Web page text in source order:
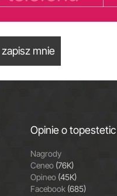
zapisz mnie
Opinie o topestetic
Nagrody
Ceneo (76K)
Opineo (45K)
Facebook (685)